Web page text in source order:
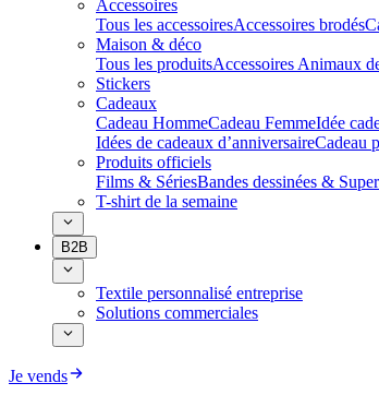
Accessoires
Tous les accessoiresAccessoires brodés
Maison & déco
Tous les produitsAccessoires Animaux
Stickers
Cadeaux
Cadeau HommeCadeau FemmeIdée
Idées de cadeaux d’anniversaireCadeau
Produits officiels
Films & SériesBandes dessinées &
T-shirt de la semaine
B2B
Textile personnalisé entreprise
Solutions commerciales
Je vends